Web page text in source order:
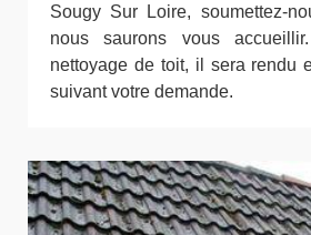
Sougy Sur Loire, soumettez-
nous saurons vous
nettoyage de toit, il sera rendu
suivant votre demande.